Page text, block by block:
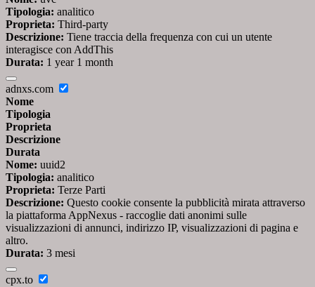
Tipologia: analitico
Proprieta: Third-party
Descrizione: Tiene traccia della frequenza con cui un utente
interagisce con AddThis
Durata: 1 year 1 month
adnxs.com
Nome
Tipologia
Proprieta
Descrizione
Durata
Nome: uuid2
Tipologia: analitico
Proprieta: Terze Parti
Descrizione: Questo cookie consente la pubblicità mirata attraverso
la piattaforma AppNexus - raccoglie dati anonimi sulle
visualizzazioni di annunci, indirizzo IP, visualizzazioni di pagina e
altro.
Durata: 3 mesi
cpx.to